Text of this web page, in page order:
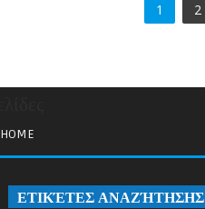
1 2
HOME
ΕΤΙΚΈΤΕΣ ΑΝΑΖΉΤΗΣΗΣ